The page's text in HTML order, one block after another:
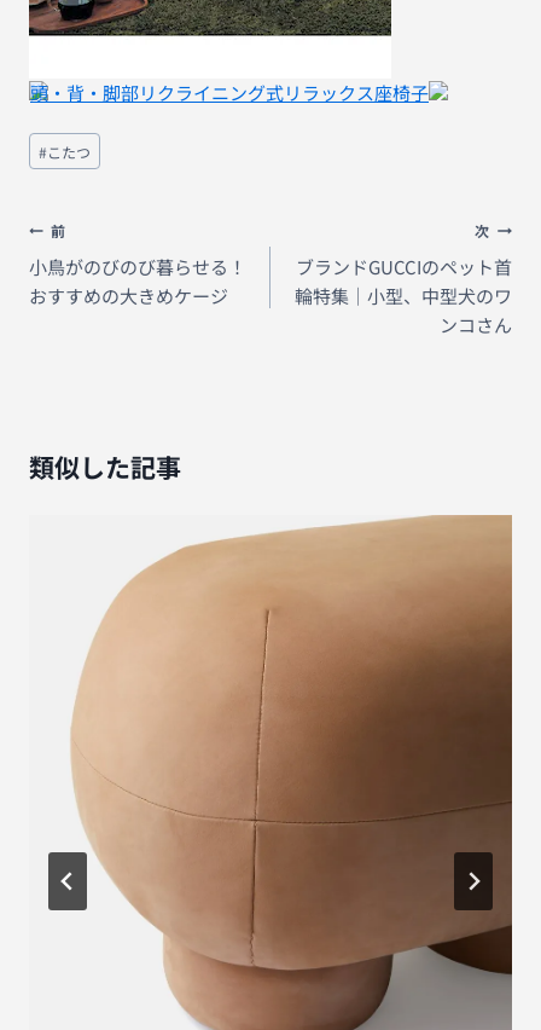
頭・背・脚部リクライニング式リラックス座椅子
投
稿
グ:
#こたつ
投
稿
ナ
シ
前
小鳥がのびのび暮らせる！
おすすめの大きめケージ
次
ブランドGUCCIのペット首
輪特集｜小型、中型犬のワ
ンコさん
類似した記事